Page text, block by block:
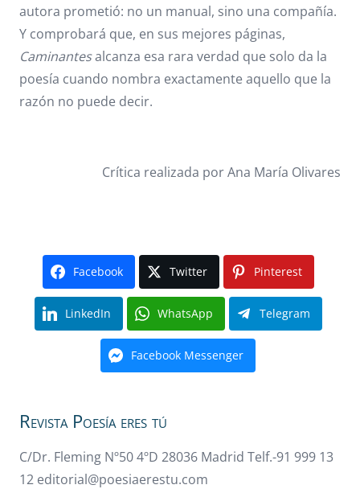
autora prometió: no un manual, sino una compañía.
Y comprobará que, en sus mejores páginas,
Caminantesalcanza esa rara verdad que solo da la
poesía cuando nombra exactamente aquello que la
razón no puede decir.
Crítica realizada por Ana María Olivares
Facebook Twitter Pinterest
LinkedIn WhatsApp Telegram
Facebook Messenger
Revista Poesía eres tú
C/Dr. Fleming Nº50 4ºD 28036 Madrid Telf.-91 999 13
12 editorial@poesiaerestu.com